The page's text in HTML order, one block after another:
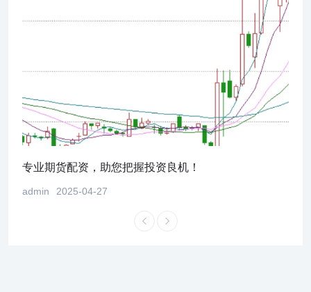
专业期货配资，助您把握投资良机！
admin 2025-04-27